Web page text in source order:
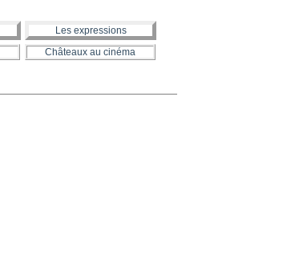
Les expressions
Châteaux au cinéma